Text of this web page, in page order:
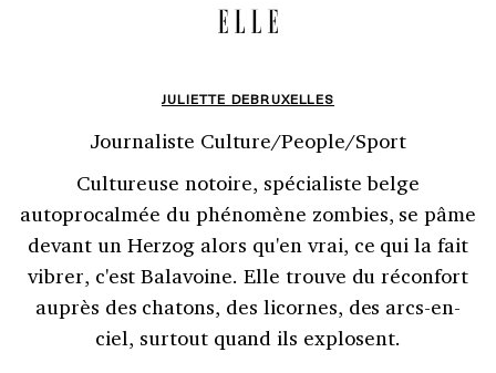
JULIETTE DEBRUXELLES
Journaliste Culture/People/Sport
Cultureuse notoire, spécialiste belge
autoprocalmée du phénomène zombies, se pâme
devant un Herzog alors qu'en vrai, ce qui la fait
vibrer, c'est Balavoine. Elle trouve du réconfort
auprès des chatons, des licornes, des arcs-en-
ciel, surtout quand ils explosent.